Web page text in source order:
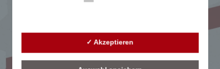
über die ihnen zustehenden Rechte aufgeklärt.
Wir haben als für die Verarbeitung Verantwortlicher
zahlreiche technische und organisatorische Maßnahmen
✓ Akzeptieren